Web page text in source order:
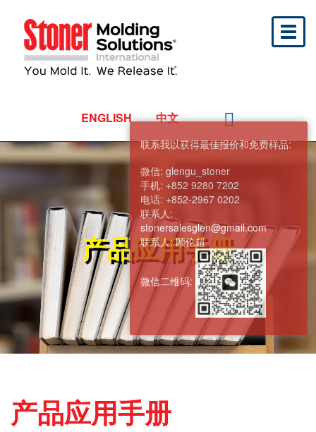
ENGLISH 中文
产品应用手册
产品应用手册
联系我以获得最佳报价和免费样品:
微信: glengu_stoner
手机: +852 9280 7202
电话: +852-2967 0202
联系人:
stonersalesglen@gmail.com
联系人:顾伦超
微信二维码: